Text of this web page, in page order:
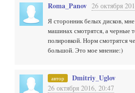
Roma_Panov 26 октября
Я сторонник белых дисков,
машинах смотрятся, а черные
полировкой. Норм смотрятся
большой. Это мое мнение:)
автор Dmitriy_Uglov
26 октября 2016, 20:47